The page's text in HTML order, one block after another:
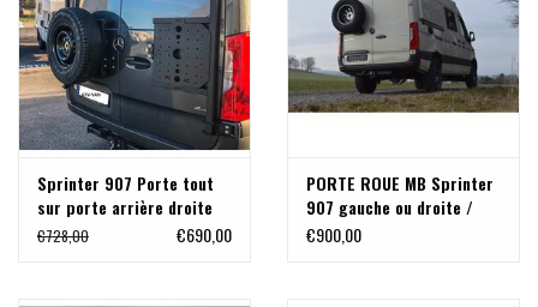
Sprinter 907 Porte tout
sur porte arrière droite
(porte à 180°)
€728,00 €690,00
PORTE ROUE MB Sprinter
907 gauche ou droite /
haut ou bas
€900,00